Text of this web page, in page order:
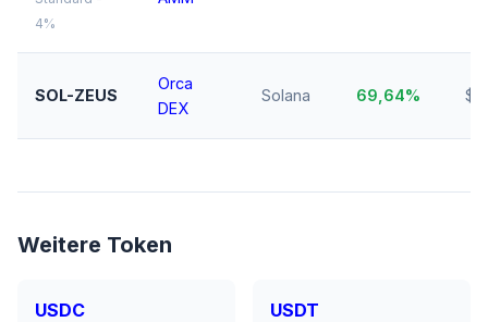
4%
SOL-ZEUS
Orca
DEX
Solana 69,64%
Weitere Token
USDC USDT